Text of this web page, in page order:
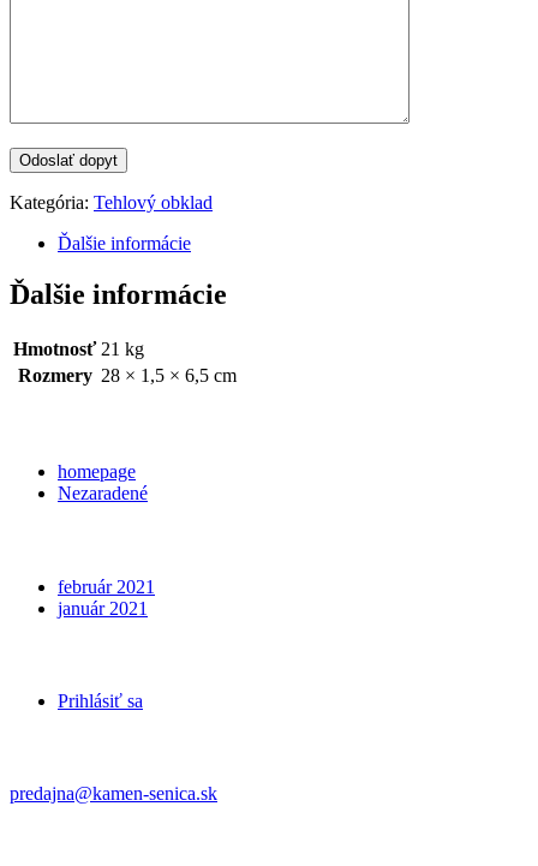
Kategória: Tehlový obklad
Ďalšie informácie
Ďalšie informácie
Hmotnosť 21 kg
Rozmery 28 × 1,5 × 6,5 cm
homepage
Nezaradené
február 2021
január 2021
Prihlásiť sa
predajna@kamen-senica.sk